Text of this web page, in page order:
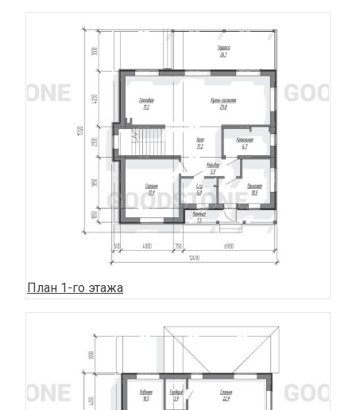
План 1-го этажа